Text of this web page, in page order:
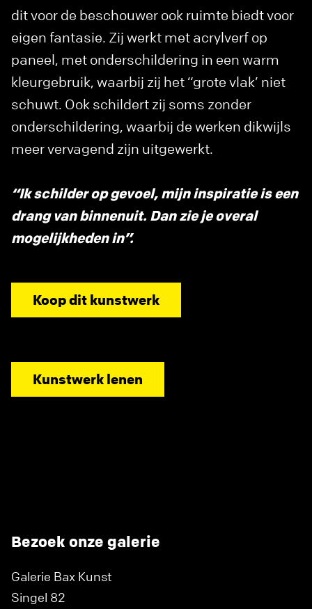
dit voor de beschouwer ook ruimte biedt voor
eigen fantasie. Zij werkt met acrylverf op
paneel, met onderschildering in een warm
kleurgebruik, waarbij zij het “grote vlak’ niet
schuwt. Ook schildert zij soms zonder
onderschildering, waarbij de werken dikwijls
meer vervagend zijn uitgewerkt.
“Ik schilder op gevoel, mijn inspiratie is een
drang van binnenuit. Dan zie je overal
mogelijkheden in”.
Koop dit kunstwerk
Kunstwerk lenen
Bezoek onze galerie
Galerie Bax Kunst
Singel 82